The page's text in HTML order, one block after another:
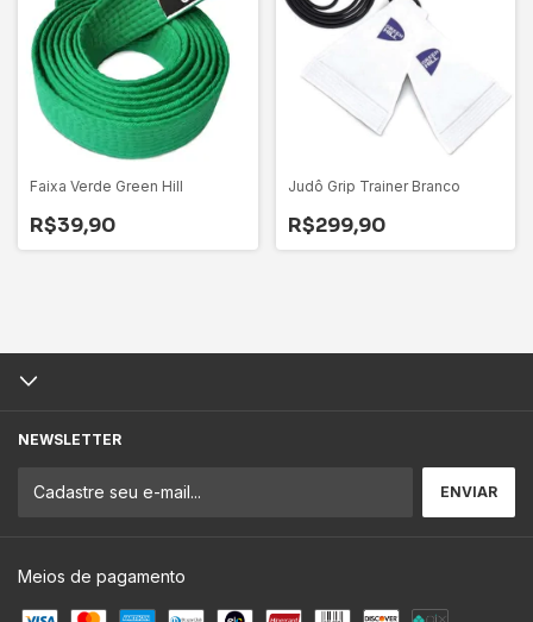
Faixa Verde Green Hill
R$39,90
Judô Grip Trainer Branco
R$299,90
NEWSLETTER
Meios de pagamento